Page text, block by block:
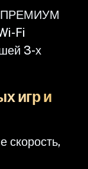
ПРЕМИУМ
Fi
3-х
игр и
скорость,